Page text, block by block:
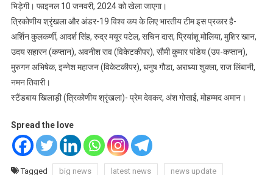
भिड़ेगी। फाइनल 10 जनवरी, 2024 को खेला जाएगा।
त्रिकोणीय श्रृंखला और अंडर-19 विश्व कप के लिए भारतीय टीम इस प्रकार है-
अर्शिन कुलकर्णी, आदर्श सिंह, रुद्र मयूर पटेल, सचिन दास, प्रियांशू मोलिया, मुशिर खान,
उदय सहारन (कप्तान), अवनीश राव (विकेटकीपर), सौमी कुमार पांडेय (उप-कप्तान),
मुरुगन अभिषेक, इन्नेश महाजन (विकेटकीपर), धनुष गौडा, अराध्या शुक्ला, राज लिंबानी,
नमन तिवारी।
स्टैंडबाय खिलाड़ी (त्रिकोणीय श्रृंखला)- प्रेम देवकर, अंश गोसाई, मोहम्मद अमान।
Spread the love
Tagged big news latest news news update